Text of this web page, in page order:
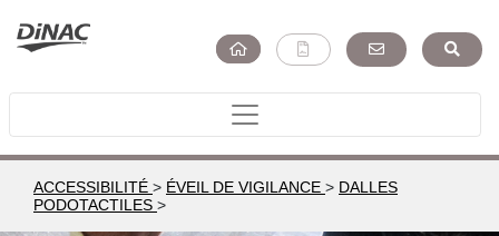
ACCESSIBILITÉ > ÉVEIL DE VIGILANCE > DALLES
PODOTACTILES >